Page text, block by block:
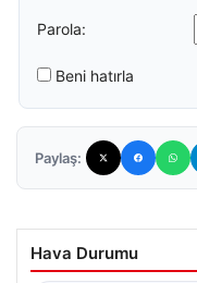
Parola:
Beni hatırla
Paylaş:
Hava Durumu